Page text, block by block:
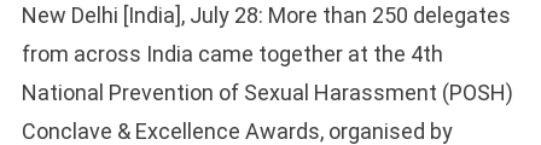
New Delhi [India], July 28: More than 250 delegates
from across India came together at the 4th
National Prevention of Sexual Harassment (POSH)
Conclave & Excellence Awards, organised by